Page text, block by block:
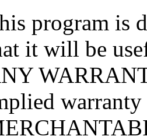
program is
it will be